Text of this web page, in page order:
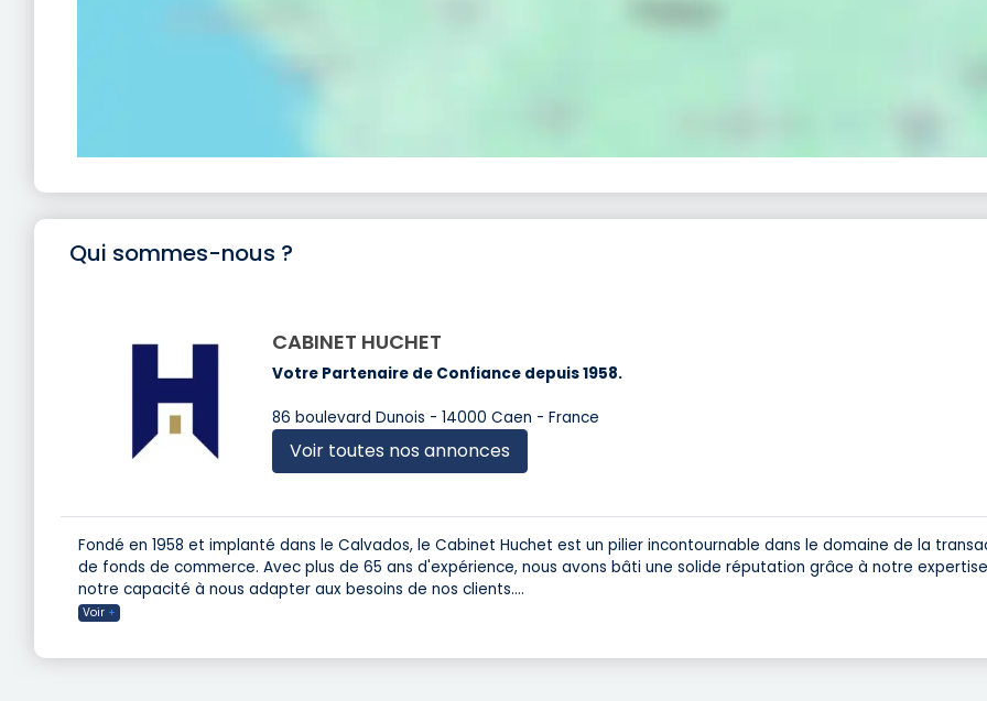
Qui sommes-nous ?
CABINET HUCHET
Votre Partenaire de Confiance depuis 1958.
86 boulevard Dunois - 14000 Caen - France
Voir toutes nos annonces
Fondé en 1958 et implanté dans le Calvados, le Cabinet Huchet est un pilier incontournable dans le domaine de la
de fonds de commerce. Avec plus de 65 ans d'expérience, nous avons bâti une solide réputation grâce à notre
notre capacité à nous adapter aux besoins de nos clients....
Voir +